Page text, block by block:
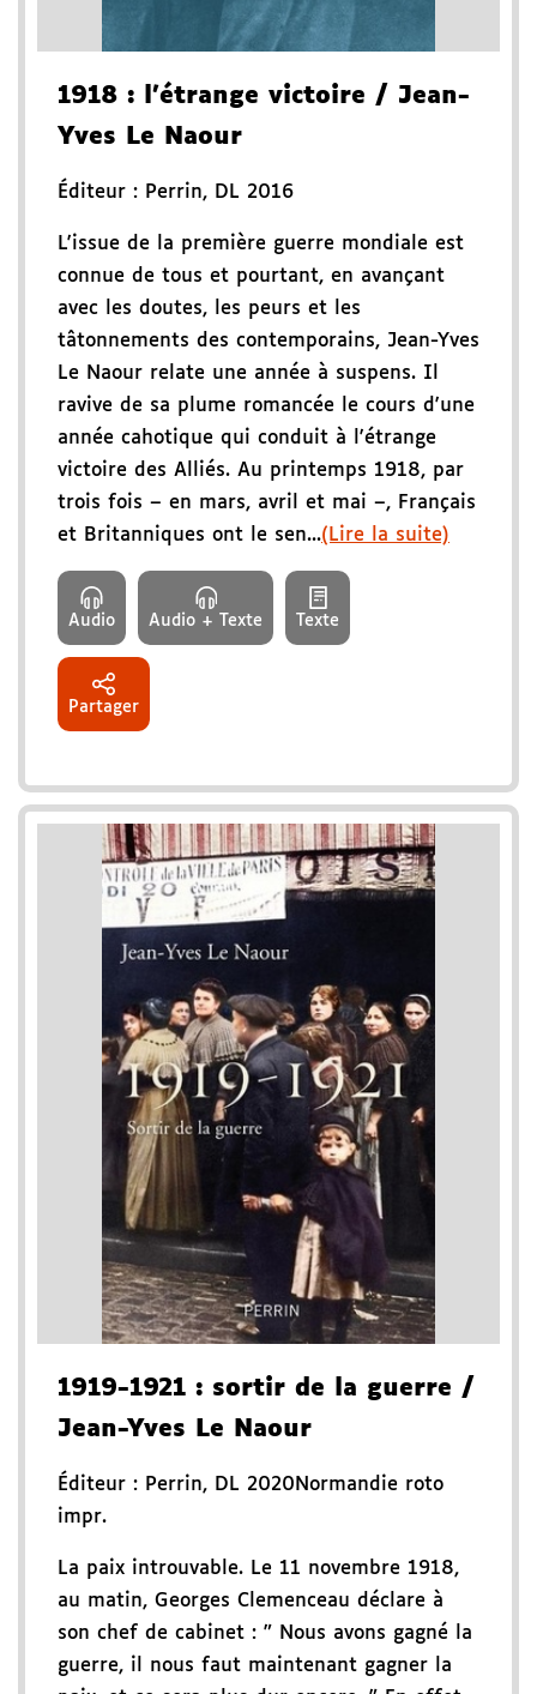
1918 : l'étrange victoire / Jean-
Yves Le Naour
Éditeur : Perrin, DL 2016
L'issue de la première guerre mondiale est
connue de tous et pourtant, en avançant
avec les doutes, les peurs et les
tâtonnements des contemporains, Jean-Yves
Le Naour relate une année à suspens. Il
ravive de sa plume romancée le cours d'une
année cahotique qui conduit à l'étrange
victoire des Alliés. Au printemps 1918, par
trois fois – en mars, avril et mai –, Français
et Britanniques ont le sen...(Lire la suite)
Audio Audio + Texte Texte
Partager
1919-1921 : sortir de la guerre /
Jean-Yves Le Naour
Éditeur : Perrin, DL 2020 Normandie roto
impr.
La paix introuvable. Le 11 novembre 1918,
au matin, Georges Clemenceau déclare à
son chef de cabinet : " Nous avons gagné la
guerre, il nous faut maintenant gagner la